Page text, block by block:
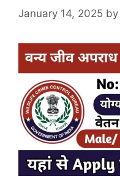
January 14, 2025 by